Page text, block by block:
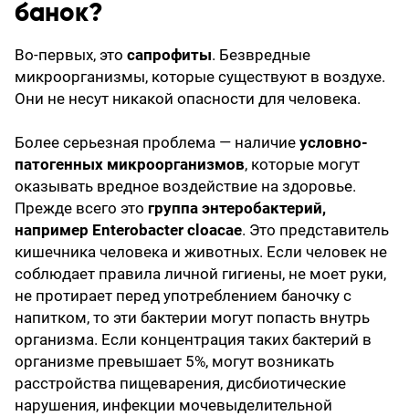
банок?
Во-первых, это сапрофиты. Безвредные
микроорганизмы, которые существуют в воздухе.
Они не несут никакой опасности для человека.
Более серьезная проблема — наличие условно-
патогенных микроорганизмов, которые могут
оказывать вредное воздействие на здоровье.
Прежде всего это группа энтеробактерий,
например Enterobacter cloacae. Это представитель
кишечника человека и животных. Если человек не
соблюдает правила личной гигиены, не моет руки,
не протирает перед употреблением баночку с
напитком, то эти бактерии могут попасть внутрь
организма. Если концентрация таких бактерий в
организме превышает 5%, могут возникать
расстройства пищеварения, дисбиотические
нарушения, инфекции мочевыделительной